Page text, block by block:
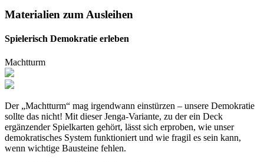
Materialien zum Ausleihen
Spielerisch Demokratie erleben
Machtturm
Der „Machtturm“ mag irgendwann einstürzen – unsere Demokratie
sollte das nicht! Mit dieser Jenga-Variante, zu der ein Deck
ergänzender Spielkarten gehört, lässt sich erproben, wie unser
demokratisches System funktioniert und wie fragil es sein kann,
wenn wichtige Bausteine fehlen.